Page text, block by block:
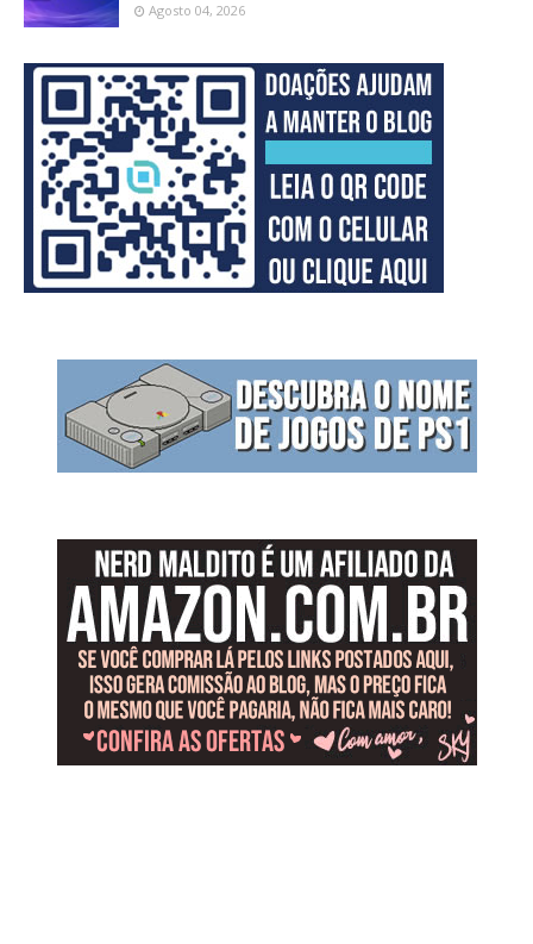
Agosto 04, 2026